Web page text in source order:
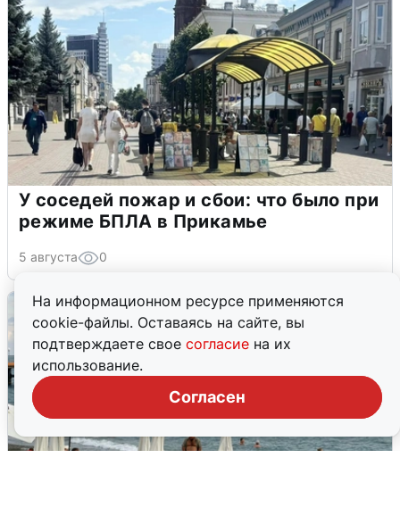
На информационном ресурсе применяются
cookie-файлы. Оставаясь на сайте, вы
подтверждаете свое согласие на их
использование.
Согласен
У соседей пожар и сбои: что было при
режиме БПЛА в Прикамье
5 августа 0